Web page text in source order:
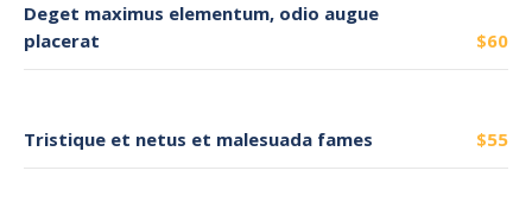
Deget maximus elementum, odio augue
placerat
$60
Tristique et netus et malesuada fames $55